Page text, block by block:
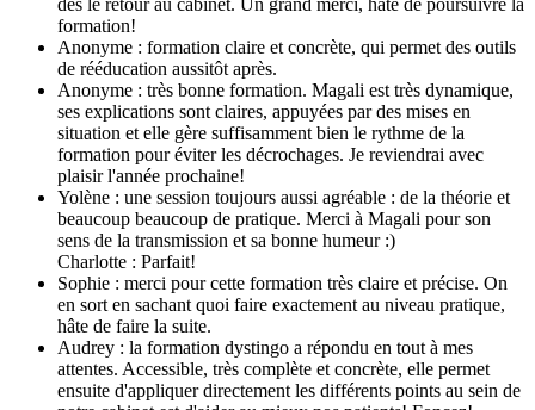
formation!
Anonyme : formation claire et concrète, qui permet des outils
de rééducation aussitôt après.
Anonyme : très bonne formation. Magali est très dynamique,
ses explications sont claires, appuyées par des mises en
situation et elle gère suffisamment bien le rythme de la
formation pour éviter les décrochages. Je reviendrai avec
plaisir l'année prochaine!
Yolène : une session toujours aussi agréable : de la théorie et
beaucoup beaucoup de pratique. Merci à Magali pour son
sens de la transmission et sa bonne humeur :)
Charlotte : Parfait!
Sophie : merci pour cette formation très claire et précise. On
en sort en sachant quoi faire exactement au niveau pratique,
hâte de faire la suite.
Audrey : la formation dystingo a répondu en tout à mes
attentes. Accessible, très complète et concrète, elle permet
ensuite d'appliquer directement les différents points au sein de